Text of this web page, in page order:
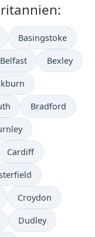
Basingstoke
Belfast Bexley
Bradford
Cardiff
Croydon
Dudley